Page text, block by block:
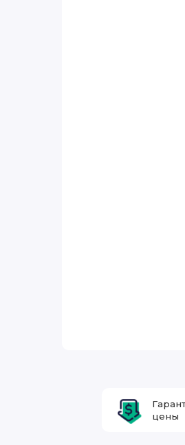
цены